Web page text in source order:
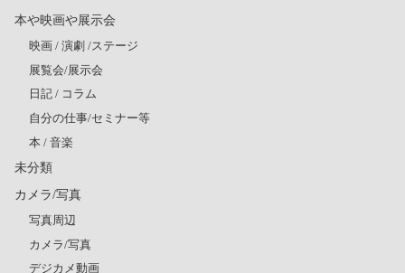
本や映画や展示会
映画 / 演劇 /ステージ
展覧会/展示会
日記 / コラム
自分の仕事/セミナー等
本 / 音楽
未分類
カメラ/写真
写真周辺
カメラ/写真
デジカメ動画